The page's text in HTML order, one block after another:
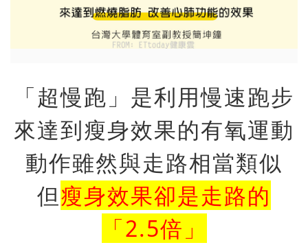
「超慢跑」是利用慢速跑步
來達到瘦身效果的有氧運動
動作雖然與走路相當類似
但瘦身效果卻是走路的
「2.5倍」